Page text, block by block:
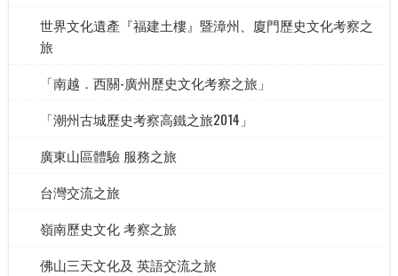
世界文化遺產『福建土樓』暨漳州、廈門歷史文化考察之
旅
「南越．西關-廣州歷史文化考察之旅」
「潮州古城歷史考察高鐵之旅2014」
廣東山區體驗 服務之旅
台灣交流之旅
嶺南歷史文化 考察之旅
佛山三天文化及 英語交流之旅